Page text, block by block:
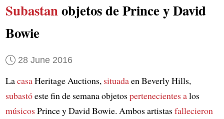
Subastanobjetos de Prince y David
Bowie
28 June 2016
LacasaHeritage Auctions, situadaen Beverly Hills,
subastóeste fin de semana objetospertenecientes alos
músicosPrince y David Bowie. Ambos artistasfallecieron